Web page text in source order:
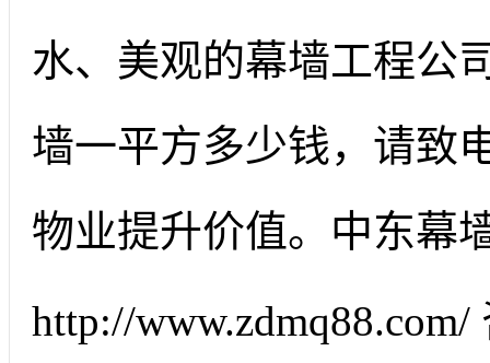
水、美观的幕墙工程公
墙一平方多少钱，请致
物业提升价值。中东幕
http://